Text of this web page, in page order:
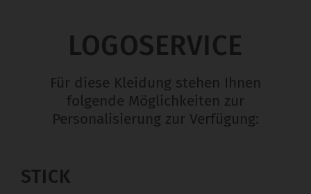
LOGOSERVICE
Für diese Kleidung stehen Ihnen
folgende Möglichkeiten zur
Personalisierung zur Verfügung:
STICK